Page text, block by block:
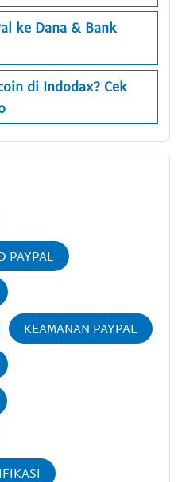
ke Dana & Bank
di Indodax? Cek
PAYPAL
KEAMANAN PAYPAL